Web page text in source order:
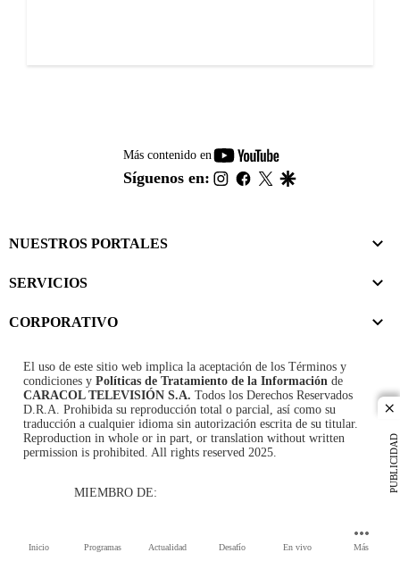
Inicio Programas Actualidad Desafío En vivo Más
PUBLICIDAD
Más contenido en
youtube-
footer
Síguenos en: instagram
facebook
twitter
NUESTROS PORTALES
SERVICIOS
CORPORATIVO
El uso de este sitio web implica la aceptación de los Términos y
condiciones y Políticas de Tratamiento de la Información de
CARACOL TELEVISIÓN S.A. Todos los Derechos Reservados
D.R.A. Prohibida su reproducción total o parcial, así como su
traducción a cualquier idioma sin autorización escrita de su titular.
Reproduction in whole or in part, or translation without written
permission is prohibited. All rights reserved 2025.
MIEMBRO DE: